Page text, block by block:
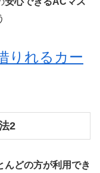
りれるカー
2
んどの方が利用でき